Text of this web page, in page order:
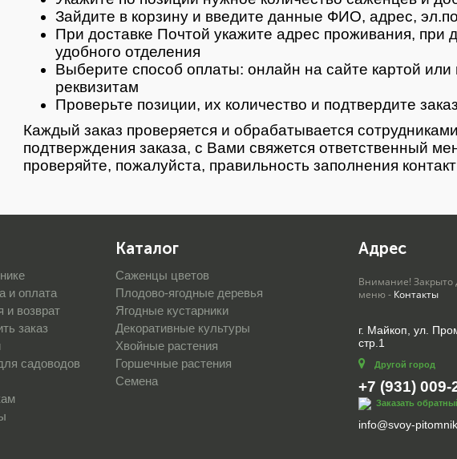
Зайдите в корзину и введите данные ФИО, адрес,
При доставке Почтой укажите адрес проживания, при
удобного отделения
Выберите способ оплаты: онлайн на сайте картой или
реквизитам
Проверьте позиции, их количество и подтвердите
Каждый заказ проверяется и обрабатывается
подтверждения заказа, с Вами свяжется ответственный
проверяйте, пожалуйста, правильность заполнения
и оплата
и возврат
заказ
садоводов
Каталог
Саженцы цветов
Плодово-ягодные деревья
Ягодные кустарники
Декоративные культуры
Хвойные растения
Горшечные растения
Семена
Адрес
Внимание! Закрыто
меню - Контакты
г. Майкоп, ул.
стр.1
Другой город
+7 (931) 009-
Заказать
info@svoy-